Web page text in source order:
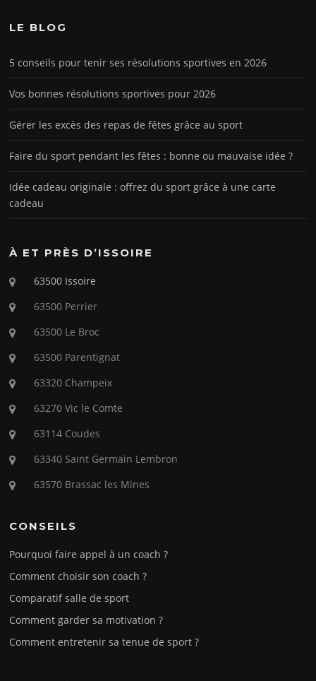
LE BLOG
5 conseils pour tenir ses résolutions sportives en 2026
Vos bonnes résolutions sportives pour 2026
Gérer les excès des repas de fêtes grâce au sport
Faire du sport pendant les fêtes : bonne ou mauvaise idée ?
Idée cadeau originale : offrez du sport grâce à une carte
cadeau
À ET PRÈS D’ISSOIRE
63500 Issoire
63500 Perrier
63500 Le Broc
63500 Parentignat
63320 Champeix
63270 Vic le Comte
63114 Coudes
63340 Saint Germain Lembron
63570 Brassac les Mines
CONSEILS
Pourquoi faire appel à un coach ?
Comment choisir son coach ?
Comparatif salle de sport
Comment garder sa motivation ?
Comment entretenir sa tenue de sport ?